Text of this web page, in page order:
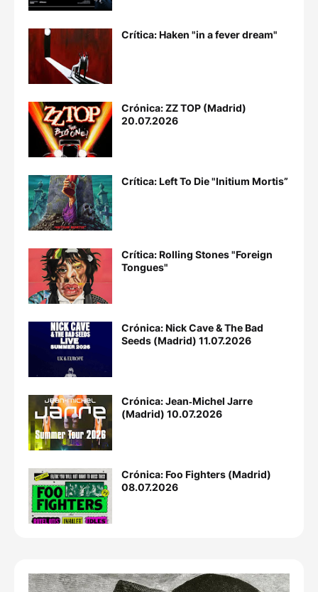
Crítica: Haken "in a fever dream"
Crónica: ZZ TOP (Madrid)
20.07.2026
Crítica: Left To Die "Initium Mortis”
Crítica: Rolling Stones "Foreign
Tongues"
Crónica: Nick Cave & The Bad
Seeds (Madrid) 11.07.2026
Crónica: Jean‐Michel Jarre
(Madrid) 10.07.2026
Crónica: Foo Fighters (Madrid)
08.07.2026